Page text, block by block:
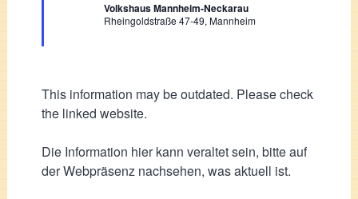
Volkshaus Mannheim-Neckarau
Rheingoldstraße 47-49, Mannheim
This information may be outdated. Please check
the linked website.
Die Information hier kann veraltet sein, bitte auf
der Webpräsenz nachsehen, was aktuell ist.